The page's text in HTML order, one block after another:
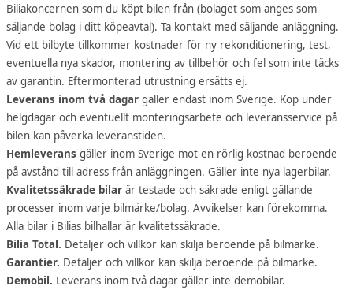
Biliakoncernen som du köpt bilen från (bolaget som anges som
säljande bolag i ditt köpeavtal). Ta kontakt med säljande anläggning.
Vid ett bilbyte tillkommer kostnader för ny rekonditionering, test,
eventuella nya skador, montering av tillbehör och fel som inte täcks
av garantin. Eftermonterad utrustning ersätts ej.
Leverans inom två dagar gäller endast inom Sverige. Köp under
helgdagar och eventuellt monteringsarbete och leveransservice på
bilen kan påverka leveranstiden.
Hemleverans gäller inom Sverige mot en rörlig kostnad beroende
på avstånd till adress från anläggningen. Gäller inte nya lagerbilar.
Kvalitetssäkrade bilar är testade och säkrade enligt gällande
processer inom varje bilmärke/bolag. Avvikelser kan förekomma.
Alla bilar i Bilias bilhallar är kvalitetssäkrade.
Bilia Total. Detaljer och villkor kan skilja beroende på bilmärke.
Garantier. Detaljer och villkor kan skilja beroende på bilmärke.
Demobil. Leverans inom två dagar gäller inte demobilar.